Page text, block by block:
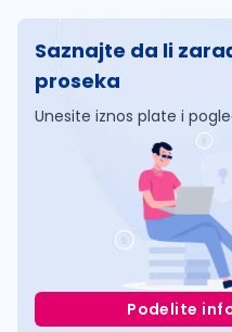
Saznajte da li
proseka
Unesite iznos plate i
Podelite